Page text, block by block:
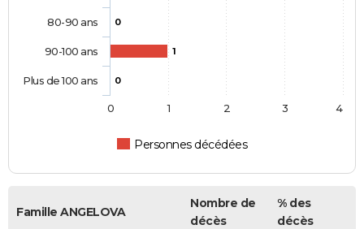
0
1
0
Personnes décédées
80-90 ans
90-100 ans
Plus de 100 ans
0 1 2 3 4
Famille ANGELOVA
Nombre de
décès
% des
décès